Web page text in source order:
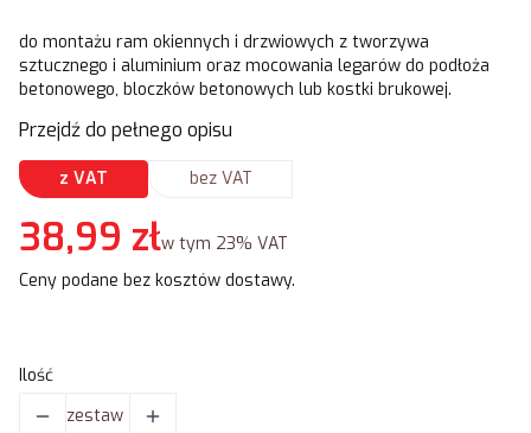
do montażu ram okiennych i drzwiowych z tworzywa
sztucznego i aluminium oraz mocowania legarów do podłoża
betonowego, bloczków betonowych lub kostki brukowej.
Przejdź do pełnego opisu
z VAT bez VAT
Cena
38,99 złw tym 23% VAT
w tym 23% VAT
Ceny podane bez kosztów dostawy.
Ilość
zestaw